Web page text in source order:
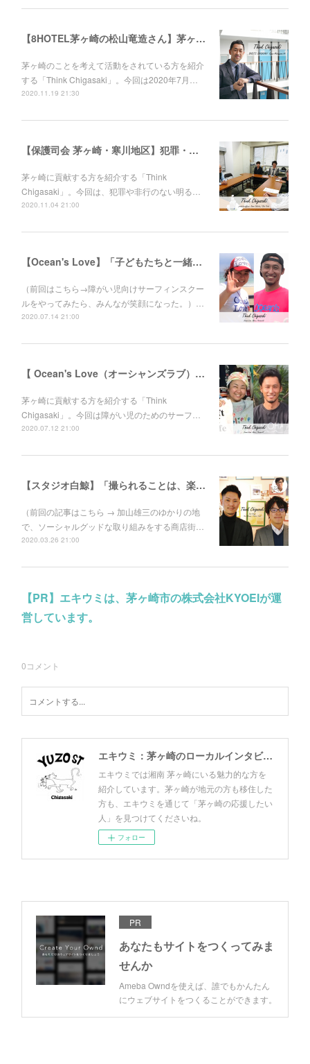
【8HOTEL茅ヶ崎の松山竜造さん】茅ヶ崎と繋がれるホテル。夏はもちろん、秋冬こそサウナ好きに来て欲しい。
茅ヶ崎のことを考えて活動をされている方を紹介
する「Think Chigasaki」。今回は2020年7月…
2020.11.19 21:30
【保護司会 茅ヶ崎・寒川地区】犯罪・非行から立ち直ろうとする人に、寄り添う人がいます。保護司の板坂光明さん、戸井田 慎さん
茅ヶ崎に貢献する方を紹介する「Think
Chigasaki」。今回は、犯罪や非行のない明る…
2020.11.04 21:00
【Ocean's Love】「子どもたちと一緒に成長していきたい。」伊東"あびる"花江さんと伊藤良師さん
（前回はこちら→障がい児向けサーフィンスクー
ルをやってみたら、みんなが笑顔になった。）…
2020.07.14 21:00
【 Ocean's Love（オーシャンズラブ）】障がい児向けサーフィンスクールをやってみたら、みんなが笑顔になった。伊東“あびる”花江さんと伊藤良師さん
茅ヶ崎に貢献する方を紹介する「Think
Chigasaki」。今回は障がい児のためのサーフ…
2020.07.12 21:00
【スタジオ白鯨】「撮られることは、楽しい。」人に喜んでもらえて、自分たちも成長できることをする
（前回の記事はこちら → 加山雄三のゆかりの地
で、ソーシャルグッドな取り組みをする商店街…
2020.03.26 21:00
【PR】エキウミは、茅ヶ崎市の株式会社KYOEIが運
営しています。
0コメント
エキウミ：茅ヶ崎のローカルインタビューメディア
エキウミでは湘南 茅ヶ崎にいる魅力的な方を
紹介しています。茅ヶ崎が地元の方も移住した
方も、エキウミを通じて「茅ヶ崎の応援したい
人」を見つけてくださいね。
フォロー
PR
あなたもサイトをつくってみま
せんか
Ameba Owndを使えば、誰でもかんたん
にウェブサイトをつくることができます。